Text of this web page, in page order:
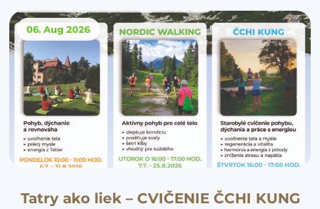
06. Aug 2026
Tatry ako liek – CVIČENIE ČCHI KUNG